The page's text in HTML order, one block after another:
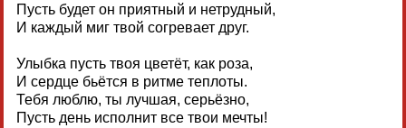
Пусть будет он приятный и нетрудный,
И каждый миг твой согревает друг.
Улыбка пусть твоя цветёт, как роза,
И сердце бьётся в ритме теплоты.
Тебя люблю, ты лучшая, серьёзно,
Пусть день исполнит все твои мечты!